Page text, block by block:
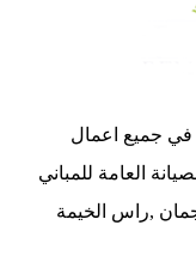
جميع اعمال
العامة للمباني
,راس الخيمة